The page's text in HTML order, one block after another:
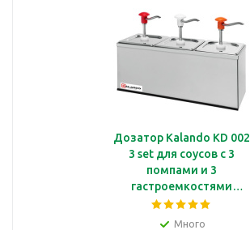
Дозатор Kalando KD 002
3 set для соусов с 3
помпами и 3
гастроемкостями
GN1/6*200 мм
Много